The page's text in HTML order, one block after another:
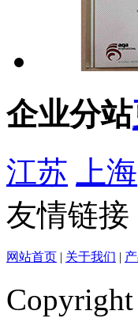
企业分站
江苏
上海
友情链接
网站首页 | 关于我们 |